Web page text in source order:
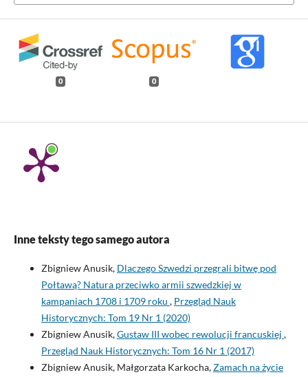
0 0
Inne teksty tego samego autora
Zbigniew Anusik, Dlaczego Szwedzi przegrali bitwę pod
Połtawą? Natura przeciwko armii szwedzkiej w
kampaniach 1708 i 1709 roku , Przegląd Nauk
Historycznych: Tom 19 Nr 1 (2020)
Zbigniew Anusik,Gustaw III wobec rewolucji francuskiej ,
Przegląd Nauk Historycznych: Tom 16 Nr 1 (2017)
Zbigniew Anusik, Małgorzata Karkocha,Zamach na życie